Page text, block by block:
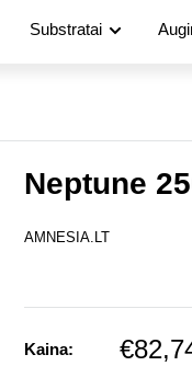
Substratai
Neptune
AMNESIA.LT
Kaina: